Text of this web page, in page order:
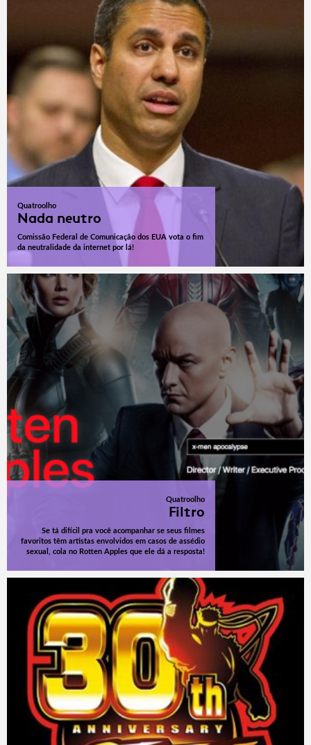
Quatroolho
Nada neutro
Comissão Federal de Comunicação dos EUA vota o fim
da neutralidade da internet por lá!
Quatroolho
Filtro
Se tá difícil pra você acompanhar se seus filmes
favoritos têm artistas envolvidos em casos de assédio
sexual, cola no Rotten Apples que ele dá a resposta!